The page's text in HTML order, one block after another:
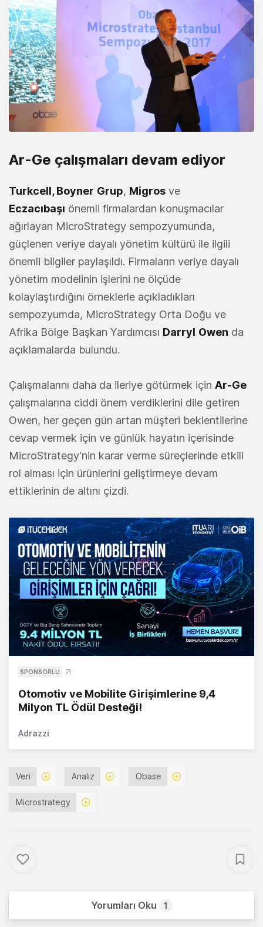
Ar-Ge çalışmaları devam ediyor
Turkcell, Boyner Grup, Migros ve
Eczacıbaşı önemli firmalardan konuşmacılar
ağırlayan MicroStrategy sempozyumunda,
güçlenen veriye dayalı yönetim kültürü ile ilgili
önemli bilgiler paylaşıldı. Firmaların veriye dayalı
yönetim modelinin işlerini ne ölçüde
kolaylaştırdığını örneklerle açıkladıkları
sempozyumda, MicroStrategy Orta Doğu ve
Afrika Bölge Başkan Yardımcısı Darryl Owen da
açıklamalarda bulundu.
Çalışmalarını daha da ileriye götürmek için Ar-Ge
çalışmalarına ciddi önem verdiklerini dile getiren
Owen, her geçen gün artan müşteri beklentilerine
cevap vermek için ve günlük hayatın içerisinde
MicroStrategy'nin karar verme süreçlerinde etkili
rol alması için ürünlerini geliştirmeye devam
ettiklerinin de altını çizdi.
SPONSORLU
Otomotiv ve Mobilite Girişimlerine 9,4
Milyon TL Ödül Desteği!
Adrazzi
Veri Analiz Obase
Microstrategy
Yorumları Oku 1